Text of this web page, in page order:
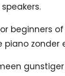
beginners
zonder
gunstiger